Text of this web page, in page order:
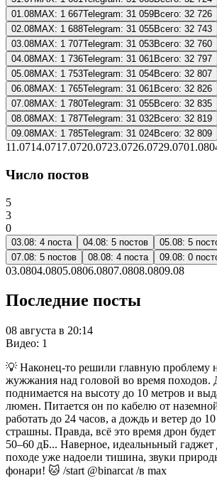
01.08MAX: 1 667Telegram: 31 059Всего: 32 726
02.08MAX: 1 688Telegram: 31 055Всего: 32 743
03.08MAX: 1 707Telegram: 31 053Всего: 32 760
04.08MAX: 1 736Telegram: 31 061Всего: 32 797
05.08MAX: 1 753Telegram: 31 054Всего: 32 807
06.08MAX: 1 765Telegram: 31 061Всего: 32 826
07.08MAX: 1 780Telegram: 31 055Всего: 32 835
08.08MAX: 1 787Telegram: 31 032Всего: 32 819
09.08MAX: 1 785Telegram: 31 024Всего: 32 809
11.0714.0717.0720.0723.0726.0729.0701.08
Число постов
5
3
0
03.08: 4 поста 04.08: 5 постов 05.08: 5
07.08: 5 постов 08.08: 4 поста 09.08: 0
03.0804.0805.0806.0807.0808.0809.08
Последние посты
08 августа в 20:14
Видео: 1
💡 Наконец-то решили главную проблему
жужжания над головой во время походов.
поднимается на высоту до 10 метров и
люмен. Питается он по кабелю от
работать до 24 часов, а дождь и ветер до
страшны. Правда, всё это время дрон будет
50–60 дБ... Наверное, идеальньный гаджет
походе уже надоели тишина, звуки
фонари! 🐱 /start @binarcat /в max